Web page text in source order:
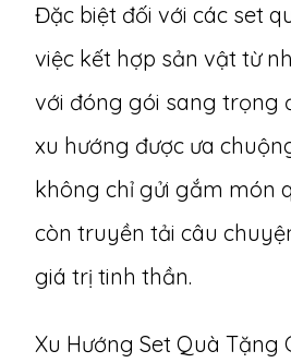
Đặc biệt đối với các set
việc kết hợp sản vật từ
với đóng gói sang trọng
xu hướng được ưa
không chỉ gửi gắm món
còn truyền tải câu
giá trị tinh thần.
Xu Hướng Set Quà Tặng